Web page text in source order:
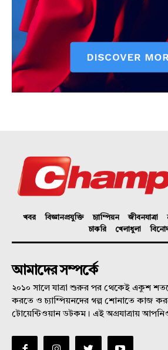
খবর বিজ্ঞানপ্রযুক্তি চ্যাম্পিয়ন জীবনযাত্রা
চাকরি
খেলাধুলা
আমাদের সম্পর্কে
২০১০ সালে যাত্রা শুরুর পর থেকেই একুশ
করতে ও চ্যাম্পিয়নদের গল্প শোনাতে কাজ
টোয়েন্টিওয়ান ডটকম। এই অগ্রযাত্রায়